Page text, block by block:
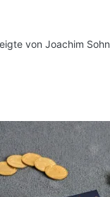
von Joachim Sohn